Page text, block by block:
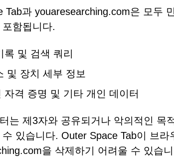
Tab과 youaresearching.com은 모두
함됩니다.
록 및 검색 쿼리
및 장치 세부 정보
자격 증명 및 기타 개인 데이터
는 제3자와 공유되거나 악의적인 목
있습니다. Outer Space Tab이 브
을 삭제하기 어려울 수 있습